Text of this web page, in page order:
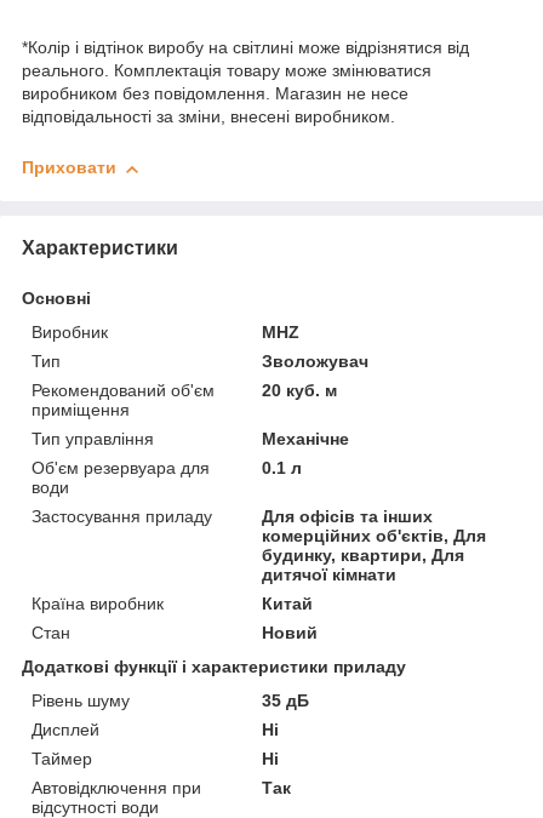
*Колір і відтінок виробу на світлині може відрізнятися від
реального. Комплектація товару може змінюватися
виробником без повідомлення. Магазин не несе
відповідальності за зміни, внесені виробником.
Приховати
Характеристики
Основні
Виробник
MHZ
Тип
Зволожувач
Рекомендований об'єм
приміщення
20 куб. м
Тип управління
Механічне
Об'єм резервуара для
води
0.1 л
Застосування приладу
Для офісів та інших
комерційних об'єктів, Для
будинку, квартири, Для
дитячої кімнати
Країна виробник
Китай
Стан
Новий
Додаткові функції і характеристики приладу
Рівень шуму
35 дБ
Дисплей
Ні
Таймер
Ні
Автовідключення при
відсутності води
Так